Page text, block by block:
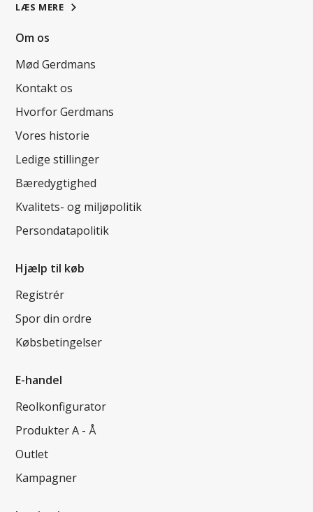
LÆS MERE
Om os
Mød Gerdmans
Kontakt os
Hvorfor Gerdmans
Vores historie
Ledige stillinger
Bæredygtighed
Kvalitets- og miljøpolitik
Persondatapolitik
Hjælp til køb
Registrér
Spor din ordre
Købsbetingelser
E-handel
Reolkonfigurator
Produkter A - Å
Outlet
Kampagner